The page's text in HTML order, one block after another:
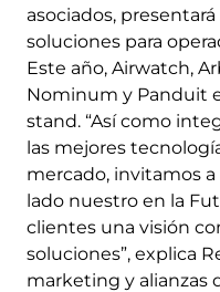
asociados,
soluciones para
Este año, Airwatch,
Nominum y Panduit
stand. “Así como
las mejores
mercado, invitamos a
lado nuestro en la
clientes una visión
soluciones”, explica
marketing y alianzas